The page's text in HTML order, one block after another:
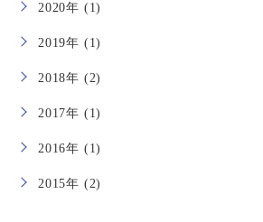
2020年 (1)
2019年 (1)
2018年 (2)
2017年 (1)
2016年 (1)
2015年 (2)